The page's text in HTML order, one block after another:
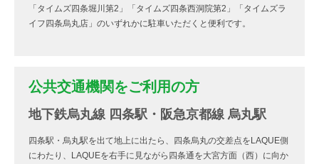
「タイムズ四条堀川第2」「タイムズ四条西洞院第2」「タイムズラ
イフ四条烏丸店」のいずれかに駐車いただくと便利です。
公共交通機関をご利用の方
地下鉄烏丸線 四条駅・阪急京都線 烏丸駅
四条駅・烏丸駅を出て地上に出たら、四条烏丸の交差点をLAQUE側
にわたり、LAQUEを右手に見ながら四条通を大宮方面（西）に向か